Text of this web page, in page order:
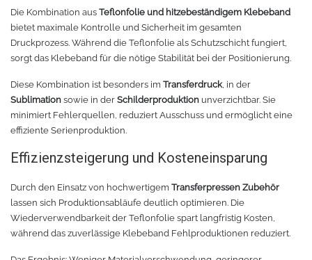
Sonnenschutzfolie für Autos
Marathon
Daylight
Sunlight
Palisade
Farbkarte
Teflonkissen
Teflonfolie und Klebeband
Verschiedenes
Verschiedene
Zubehör für Brother-Schneideplotter
Tinte
Die Kombination aus Teflonfolie und hitzebeständigem Klebeband
bietet maximale Kontrolle und Sicherheit im gesamten
Druckprozess. Während die Teflonfolie als Schutzschicht fungiert,
sorgt das Klebeband für die nötige Stabilität bei der Positionierung.
Diese Kombination ist besonders im Transferdruck, in der
Sublimation sowie in der Schilderproduktion unverzichtbar. Sie
minimiert Fehlerquellen, reduziert Ausschuss und ermöglicht eine
effiziente Serienproduktion.
Effizienzsteigerung und Kosteneinsparung
Durch den Einsatz von hochwertigem Transferpressen Zubehör
lassen sich Produktionsabläufe deutlich optimieren. Die
Wiederverwendbarkeit der Teflonfolie spart langfristig Kosten,
während das zuverlässige Klebeband Fehlproduktionen reduziert.